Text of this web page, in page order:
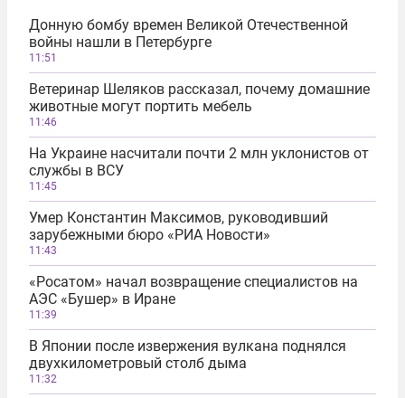
Донную бомбу времен Великой Отечественной
войны нашли в Петербурге
11:51
Ветеринар Шеляков рассказал, почему домашние
животные могут портить мебель
11:46
На Украине насчитали почти 2 млн уклонистов от
службы в ВСУ
11:45
Умер Константин Максимов, руководивший
зарубежными бюро «РИА Новости»
11:43
«Росатом» начал возвращение специалистов на
АЭС «Бушер» в Иране
11:39
В Японии после извержения вулкана поднялся
двухкилометровый столб дыма
11:32